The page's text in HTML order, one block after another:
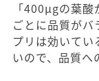
「400μgの葉
ごとに品質が
プリは効いて
いので、品質へ